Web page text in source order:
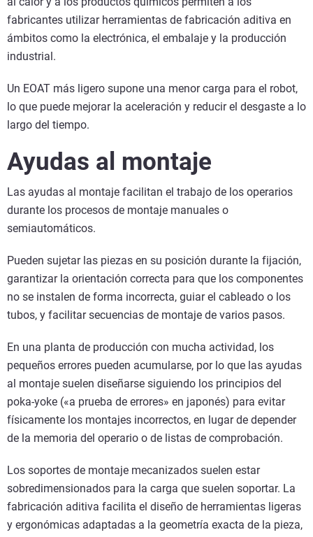
fabricantes utilizar herramientas de fabricación aditiva en
ámbitos como la electrónica, el embalaje y la producción
industrial.
Un EOAT más ligero supone una menor carga para el robot,
lo que puede mejorar la aceleración y reducir el desgaste a lo
largo del tiempo.
Ayudas al montaje
Las ayudas al montaje facilitan el trabajo de los operarios
durante los procesos de montaje manuales o
semiautomáticos.
Pueden sujetar las piezas en su posición durante la fijación,
garantizar la orientación correcta para que los componentes
no se instalen de forma incorrecta, guiar el cableado o los
tubos, y facilitar secuencias de montaje de varios pasos.
En una planta de producción con mucha actividad, los
pequeños errores pueden acumularse, por lo que las ayudas
al montaje suelen diseñarse siguiendo los principios del
poka-yoke («a prueba de errores» en japonés) para evitar
físicamente los montajes incorrectos, en lugar de depender
de la memoria del operario o de listas de comprobación.
Los soportes de montaje mecanizados suelen estar
sobredimensionados para la carga que suelen soportar. La
fabricación aditiva facilita el diseño de herramientas ligeras
y ergonómicas adaptadas a la geometría exacta de la pieza,